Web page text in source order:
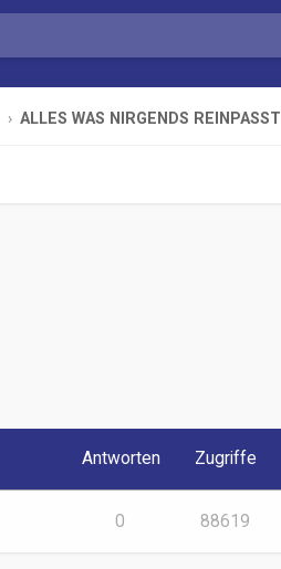
ALLES WAS NIRGENDS
Antworten Zugriffe
0 88619